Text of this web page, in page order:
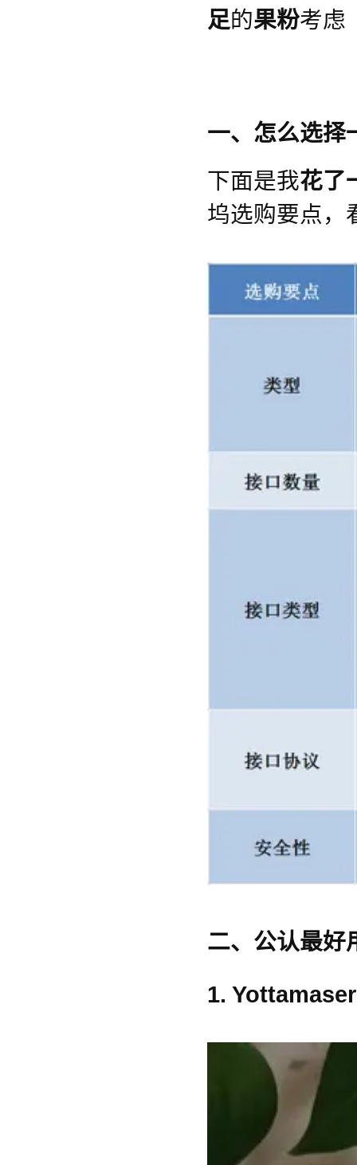
足的果粉考虑
一、怎么选择
下面是我花了
坞选购要点，
二、公认最好
1. Yottamaser